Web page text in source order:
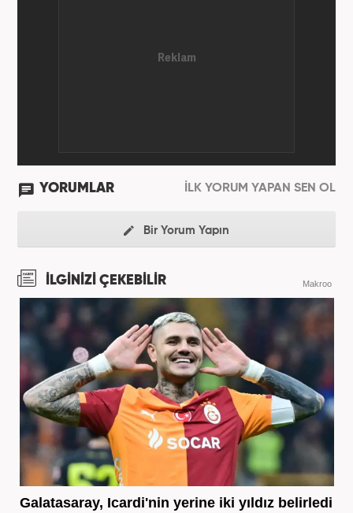
YORUMLAR İLK YORUM YAPAN SEN OL
Bir Yorum Yapın
İLGİNİZİ ÇEKEBİLİR Makroo
Galatasaray, Icardi'nin yerine iki yıldız belirledi